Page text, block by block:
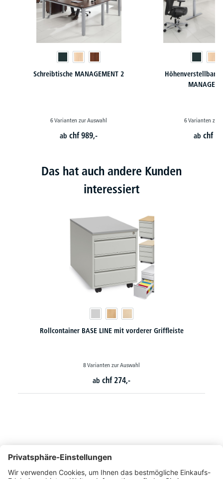
Schreibtische MANAGEMENT 2
6 Varianten zur Auswahl
abchf 989,-
Höhenverstellbare
6 Varianten zur
abchf
Das hat auch andere Kunden
interessiert
Rollcontainer BASE LINE mit seitlicher
Montags bis Freitags von 08:30 - 17:00 Uhr
+41 44 240 / 11 55